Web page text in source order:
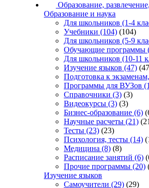
Образование,
Образование и наука
Для школьников (1-4
Учебники (104) (104)
Для школьников (5-9
Обучающие программы
Для школьников (10-11
Изучение языков (47)
Подготовка к
Программы для ВУЗов
Справочники (3) (3)
Видеокурсы (3) (3)
Бизнес-образование (6)
Научные расчеты (21)
Тесты (23) (23)
Психология, тесты (14)
Медицина (8) (8)
Расписание занятий (6)
Прочие программы (20)
Изучение языков
Самоучители (29) (29)